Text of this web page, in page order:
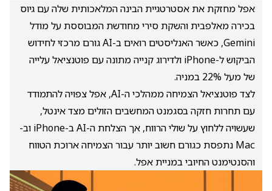
אפל מחזקת את אסטרטגיית הבינה המלאכותית שלה עם גיוס
בכירה מאלפבית והשקת סירי מחודשת המבוססת על מודל
Gemini, כאשר האנליסטים רואים ב-AI גורם מרכזי לחידוש
הביקוש ל-iPhone ולדירוג קנייה מתונה עם פוטנציאל עלייה
של מעל 22% במניה.
לצד פוטנציאל הצמיחה ממהלכי ה-AI, אפל צפויה להתמודד
עם תחרות חזקה בסגמנט המחשבים הזולים מצד אינטל,
שעשויה ללחוץ על שולי הרווח, אך הצלחת ה-AI ב-iPhone וב-
Mac נתפסת כגורם חשוב יותר עבור הצמיחה ארוכת הטווח
והסנטימנט החיובי במניית אפל.